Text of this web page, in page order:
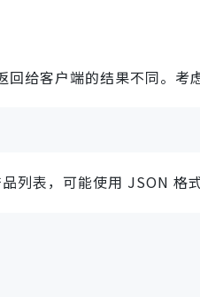
给客户端的结果不同。考
列表，可能使用 JSON 格式